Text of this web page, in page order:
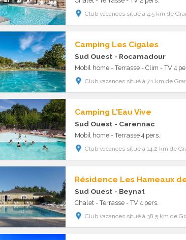
Club vacances situé à 4.5 km de
Camping Les Cigales
Sud Ouest - Rocamadour
Mobil home - Terrasse - Clim - TV 4
Club vacances situé à 7.1 km de
Camping L'Eau Vive
Sud Ouest - Carennac
Mobil home - Terrasse 4 pers.
Club vacances situé à 14.2 km de
Résidence Les Hameaux
Sud Ouest - Beynat
Chalet - Terrasse - TV 4 pers.
Club vacances situé à 38.5 km de